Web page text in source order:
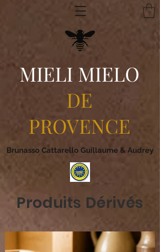
MIELI MIELO
DE
PROVENCE
Brunasso Cattarello Guillaume & Audrey
Produits Dérivés